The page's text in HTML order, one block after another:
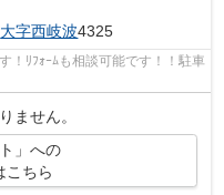
大字西岐波4325
！ﾘﾌｫｰﾑも相談可能です！！駐車
ません。
」への
こちら